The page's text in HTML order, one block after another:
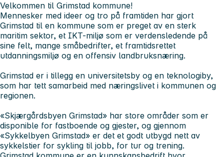
Velkommen til Grimstad kommune!
Mennesker med ideer og tro på framtiden har gjort
Grimstad til en kommune som er preget av en sterk
maritim sektor, et IKT-miljø som er verdensledende på
sine felt, mange småbedrifter, et framtidsrettet
utdanningsmiljø og en offensiv landbruksnæring.
Grimstad er i tillegg en universitetsby og en teknologiby,
som har tett samarbeid med næringslivet i kommunen og
regionen.
«Skjærgårdsbyen Grimstad» har store områder som er
disponible for fastboende og gjester, og gjennom
«Sykkelbyen Grimstad» er det et godt utbygd nett av
sykkelstier for sykling til jobb, for tur og trening.